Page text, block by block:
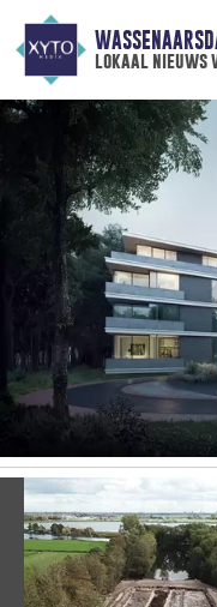
lokaal nieuws
Vorige